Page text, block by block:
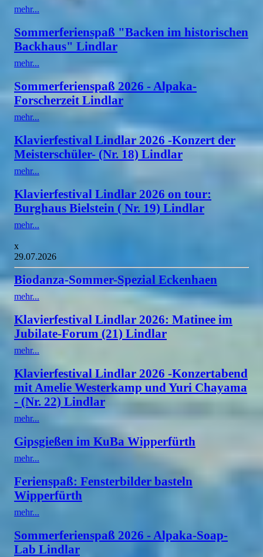
mehr...
Sommerferienspaß "Backen im historischen
Backhaus" Lindlar
mehr...
Sommerferienspaß 2026 - Alpaka-
Forscherzeit Lindlar
mehr...
Klavierfestival Lindlar 2026 -Konzert der
Meisterschüler- (Nr. 18) Lindlar
mehr...
Klavierfestival Lindlar 2026 on tour:
Burghaus Bielstein ( Nr. 19) Lindlar
mehr...
x
29.07.2026
Biodanza-Sommer-Spezial Eckenhaen
mehr...
Klavierfestival Lindlar 2026: Matinee im
Jubilate-Forum (21) Lindlar
mehr...
Klavierfestival Lindlar 2026 -Konzertabend
mit Amelie Westerkamp und Yuri Chayama
- (Nr. 22) Lindlar
mehr...
Gipsgießen im KuBa Wipperfürth
mehr...
Ferienspaß: Fensterbilder basteln
Wipperfürth
mehr...
Sommerferienspaß 2026 - Alpaka-Soap-
Lab Lindlar